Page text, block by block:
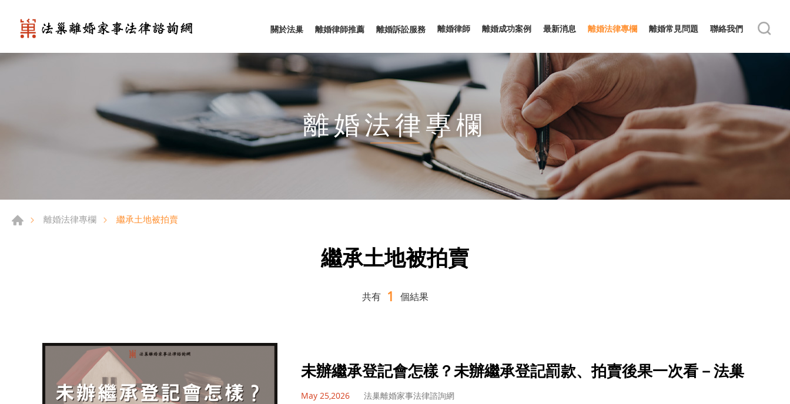
關於法巢 離婚律師推薦 離婚訴訟服務 離婚律師 離婚成功案例 最新消息 離婚法律專欄 離婚常見問題 聯絡我們
離婚法律專欄
離婚法律專欄 繼承土地被拍賣
繼承土地被拍賣
共有 1 個結果
未辦繼承登記會怎樣？未辦繼承登記罰款、拍賣後果一次看－法巢
May 25,2026 法巢離婚家事法律諮詢網